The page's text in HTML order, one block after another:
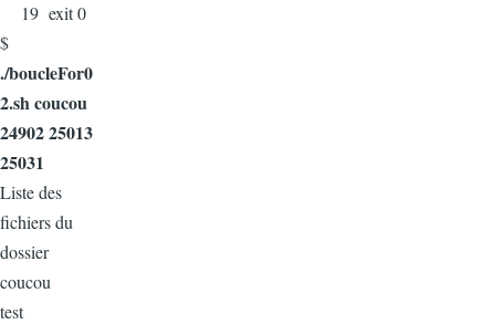
19 exit 0
$
./boucleFor0
2.sh coucou
24902 25013
25031
Liste des
fichiers du
dossier
coucou
test